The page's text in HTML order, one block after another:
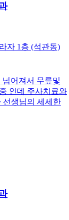
자 1층 (석관동)
어져서 무릎및
인데 주사치료와
선생님의 세세한